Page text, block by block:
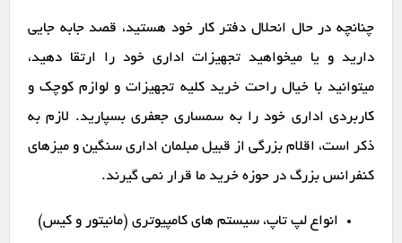
چنانچه در حال انحلال دفتر کار خود هستید، قصد جابه جایی
دارید و یا میخواهید تجهیزات اداری خود را ارتقا دهید،
میتوانید با خیال راحت خرید کلیه تجهیزات و لوازم کوچک و
کاربردی اداری خود را به سمساری جعفری بسپارید. لازم به
ذکر است، اقلام بزرگی از قبیل مبلمان اداری سنگین و میزهای
کنفرانس بزرگ در حوزه خرید ما قرار نمی گیرند.
انواع لپ تاپ، سیستم های کامپیوتری (مانیتور و کیس)